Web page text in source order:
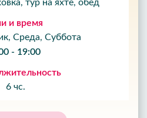
тур на яхте, обед
и время
Среда, Суббота
- 19:00
6 чс.